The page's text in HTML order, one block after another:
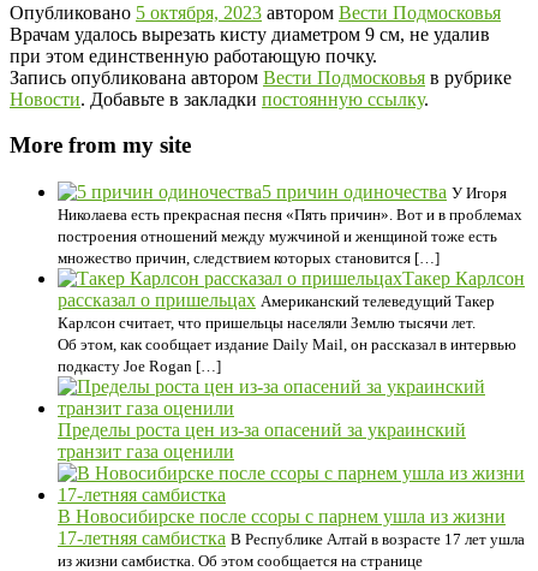
Опубликовано 5 октября, 2023 автором Вести Подмосковья
Врачам удалось вырезать кисту диаметром 9 см, не удалив
при этом единственную работающую почку.
Запись опубликована автором Вести Подмосковья в рубрике
Новости. Добавьте в закладки постоянную ссылку.
More from my site
5 причин одиночества У Игоря
Николаева есть прекрасная песня «Пять причин». Вот и в проблемах
построения отношений между мужчиной и женщиной тоже есть
множество причин, следствием которых становится […]
Такер Карлсон
рассказал о пришельцах Американский телеведущий Такер
Карлсон считает, что пришельцы населяли Землю тысячи лет.
Об этом, как сообщает издание Daily Mail, он рассказал в интервью
подкасту Joe Rogan […]
Пределы роста цен из-за опасений за украинский
транзит газа оценили
В Новосибирске после ссоры с парнем ушла из жизни
17-летняя самбистка В Республике Алтай в возрасте 17 лет ушла
из жизни самбистка. Об этом сообщается на странице